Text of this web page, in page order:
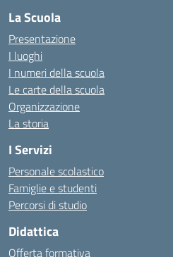
La Scuola
Presentazione
I luoghi
I numeri della scuola
Le carte della scuola
Organizzazione
La storia
I Servizi
Personale scolastico
Famiglie e studenti
Percorsi di studio
Didattica
Offerta formativa